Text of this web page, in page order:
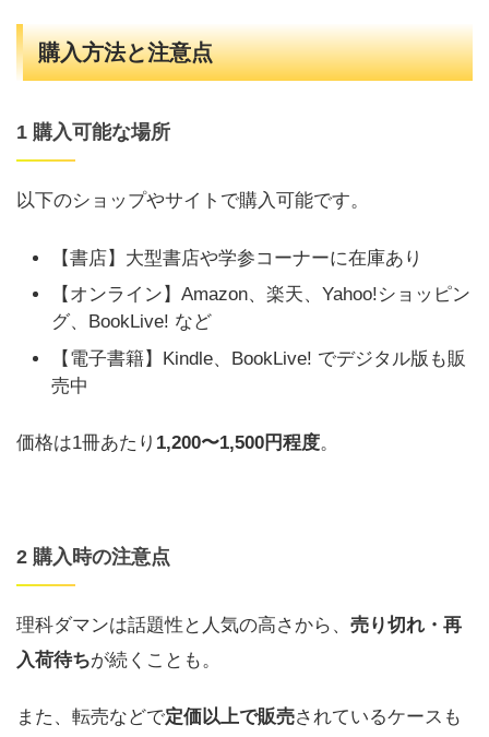
購入方法と注意点
1 購入可能な場所
以下のショップやサイトで購入可能です。
【書店】大型書店や学参コーナーに在庫あり
【オンライン】Amazon、楽天、Yahoo!ショッピン
グ、BookLive! など
【電子書籍】Kindle、BookLive! でデジタル版も販
売中
価格は1冊あたり 1,200〜1,500円程度。
2 購入時の注意点
理科ダマンは話題性と人気の高さから、 売り切れ・再
入荷待ちが続くことも。
また、転売などで定価以上で販売されているケースも